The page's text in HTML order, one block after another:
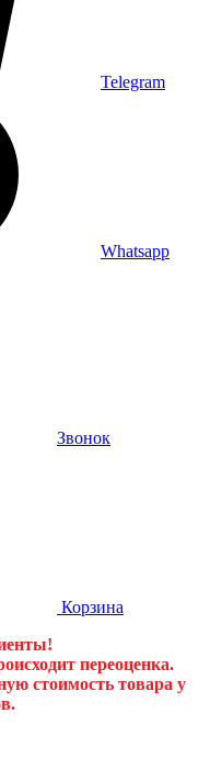
Telegram
Whatsapp
Звонок
Корзина
переоценка.
стоимость товара у